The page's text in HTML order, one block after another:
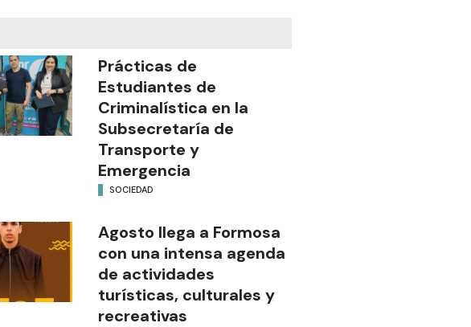
Prácticas de
Estudiantes de
Criminalística en la
Subsecretaría de
Transporte y
Emergencia
SOCIEDAD
Agosto llega a Formosa
con una intensa agenda
de actividades
turísticas, culturales y
recreativas